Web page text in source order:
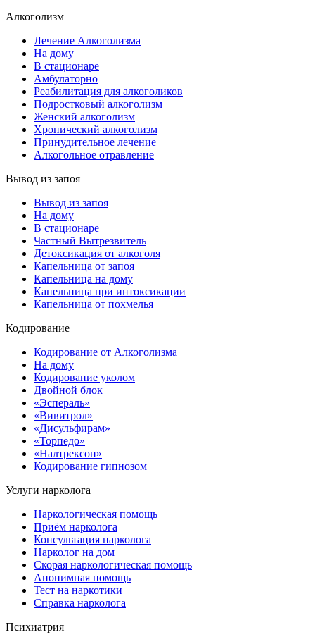
Алкоголизм
Лечение Алкоголизма
На дому
В стационаре
Амбулаторно
Реабилитация для алкоголиков
Подростковый алкоголизм
Женский алкоголизм
Хронический алкоголизм
Принудительное лечение
Алкогольное отравление
Вывод из запоя
Вывод из запоя
На дому
В стационаре
Частный Вытрезвитель
Детоксикация от алкоголя
Капельница от запоя
Капельница на дому
Капельница при интоксикации
Капельница от похмелья
Кодирование
Кодирование от Алкоголизма
На дому
Кодирование уколом
Двойной блок
«Эспераль»
«Вивитрол»
«Дисульфирам»
«Торпедо»
«Налтрексон»
Кодирование гипнозом
Услуги нарколога
Наркологическая помощь
Приём нарколога
Консультация нарколога
Нарколог на дом
Скорая наркологическая помощь
Анонимная помощь
Тест на наркотики
Справка нарколога
Психиатрия